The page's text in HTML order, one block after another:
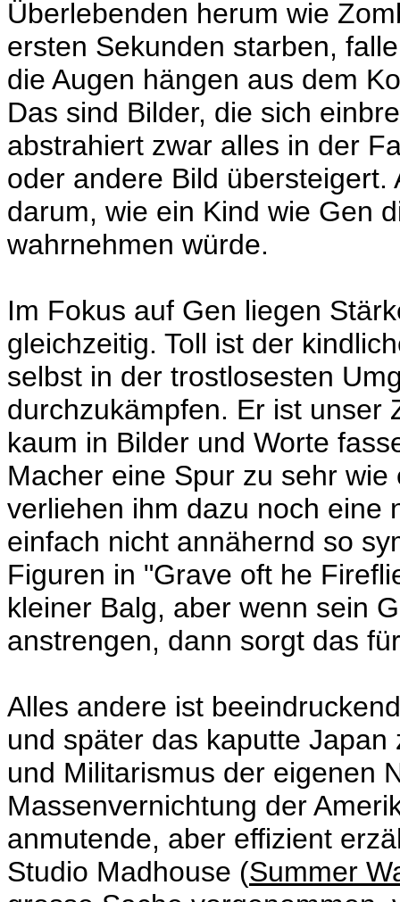
Überlebenden herum wie
ersten Sekunden starben,
die Augen hängen aus dem
Das sind Bilder, die sich
abstrahiert zwar alles in der
oder andere Bild
darum, wie ein Kind wie Gen
wahrnehmen würde.
Im Fokus auf Gen liegen
gleichzeitig. Toll ist der
selbst in der trostlosesten
durchzukämpfen. Er ist unser
kaum in Bilder und Worte
Macher eine Spur zu sehr
verliehen ihm dazu noch eine
einfach nicht annähernd so
Figuren in "Grave oft he
kleiner Balg, aber wenn sein
anstrengen, dann sorgt das
Alles andere ist
und später das kaputte
und Militarismus der eigenen
Massenvernichtung der
anmutende, aber effizient
Studio Madhouse (Summer